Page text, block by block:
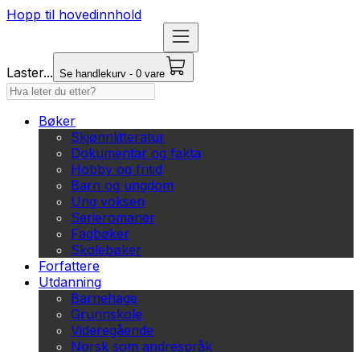
Hopp til hovedinnhold
Laster... Se handlekurv - 0 vare
Bøker
Skjønnlitteratur
Dokumentar og fakta
Hobby og fritid
Barn og ungdom
Ung voksen
Serieromaner
Fagbøker
Skolebøker
Forfattere
Utdanning
Barnehage
Grunnskole
Videregående
Norsk som andrespråk